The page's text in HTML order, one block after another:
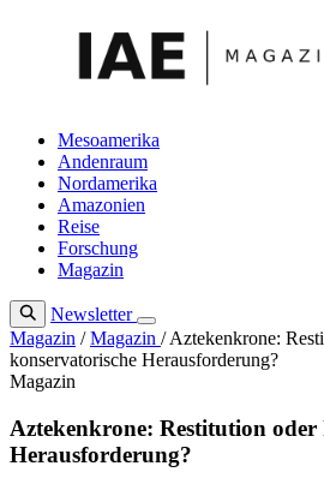
Mesoamerika
Andenraum
Nordamerika
Amazonien
Reise
Forschung
Magazin
Newsletter
Magazin / Magazin / Aztekenkrone:
konservatorische Herausforderung?
Magazin
Aztekenkrone: Restitution oder
Herausforderung?